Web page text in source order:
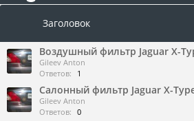
Заголовок
Воздушный фильтр Jaguar X-
Gileev Anton
Ответов:
1
Салонный фильтр Jaguar X-
Gileev Anton
Ответов: 0